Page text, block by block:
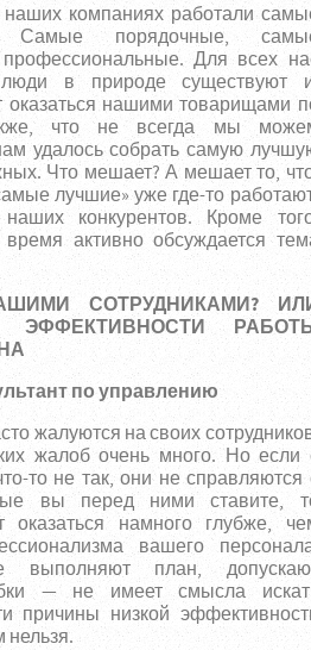
компаниях работали
Самые порядочные,
Для всех
в природе существуют
оказаться нашими товарищами
что не всегда мы
удалось собрать самую
Что мешает? А мешает то,
лучшие» уже где-то
конкурентов. Кроме
активно обсуждается
СОТРУДНИКАМИ?
ЭФФЕКТИВНОСТИ
по управлению
жалуются на своих
жалоб очень много. Но если
то не так, они не справляются
вы перед ними ставите,
оказаться намного глубже,
вашего
выполняют план,
— не имеет смысла
причины низкой
нельзя.